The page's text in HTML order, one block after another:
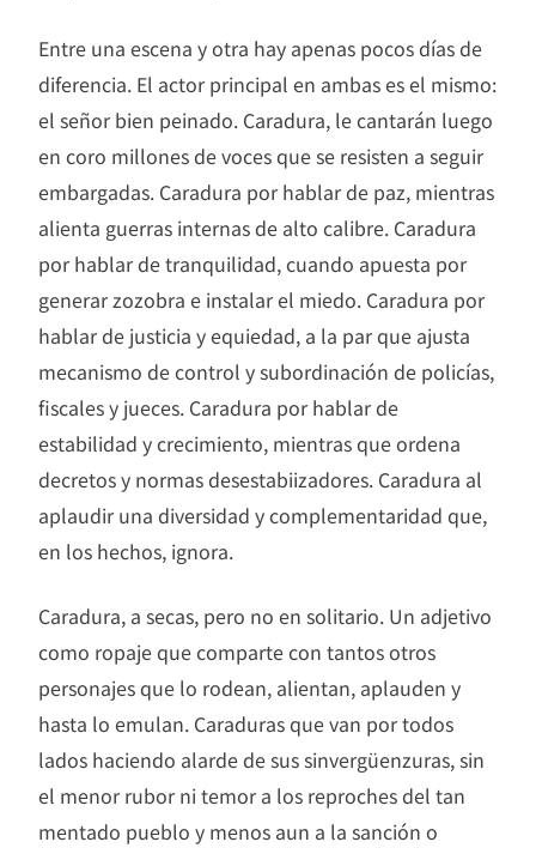
Entre una escena y otra hay apenas pocos días de
diferencia. El actor principal en ambas es el mismo:
el señor bien peinado. Caradura, le cantarán luego
en coro millones de voces que se resisten a seguir
embargadas. Caradura por hablar de paz, mientras
alienta guerras internas de alto calibre. Caradura
por hablar de tranquilidad, cuando apuesta por
generar zozobra e instalar el miedo. Caradura por
hablar de justicia y equiedad, a la par que ajusta
mecanismo de control y subordinación de policías,
fiscales y jueces. Caradura por hablar de
estabilidad y crecimiento, mientras que ordena
decretos y normas desestabiizadores. Caradura al
aplaudir una diversidad y complementaridad que,
en los hechos, ignora.
Caradura, a secas, pero no en solitario. Un adjetivo
como ropaje que comparte con tantos otros
personajes que lo rodean, alientan, aplauden y
hasta lo emulan. Caraduras que van por todos
lados haciendo alarde de sus sinvergüenzuras, sin
el menor rubor ni temor a los reproches del tan
mentado pueblo y menos aun a la sanción o